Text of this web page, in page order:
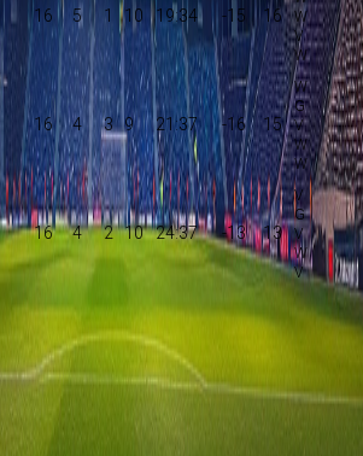
16 5 1 10 19:34 -15 16
16 4 3 9 21:37 -16 15
16 4 2 10 24:37 -13 13